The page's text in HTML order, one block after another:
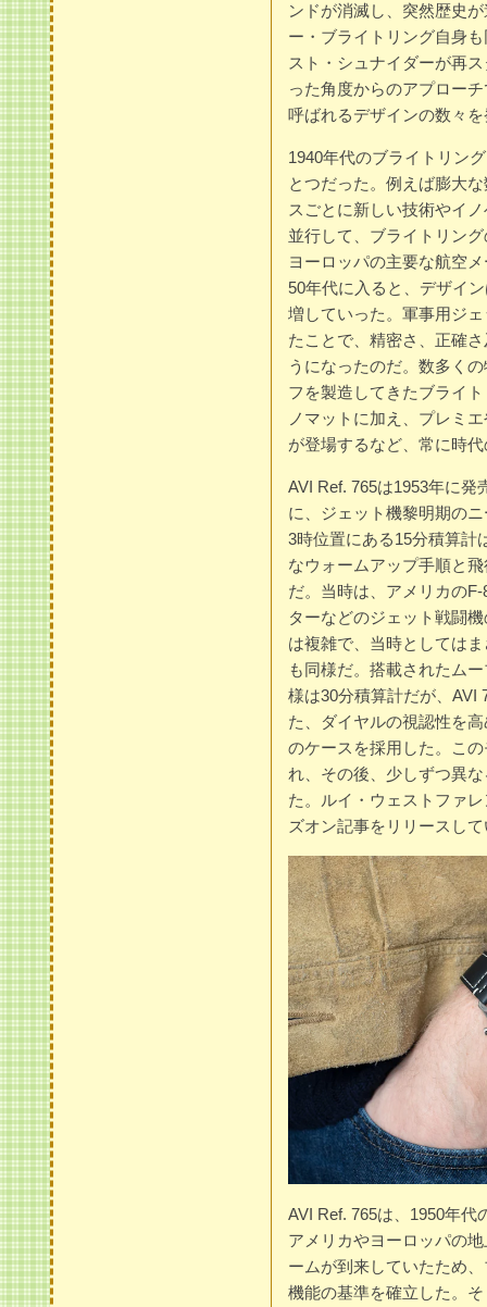
ンドが消滅し、突然歴史
ー・ブライトリング自身
スト・シュナイダーが再
った角度からのアプロー
呼ばれるデザインの数々
1940年代のブライトリン
とつだった。例えば膨大
スごとに新しい技術やイ
並行して、ブライトリン
ヨーロッパの主要な航空
50年代に入ると、デザイ
増していった。軍事用ジ
たことで、精密さ、正確
うになったのだ。数多く
フを製造してきたブライ
ノマットに加え、プレミ
が登場するなど、常に時
AVI Ref. 765は1953年に
に、ジェット機黎明期の
3時位置にある15分積算計
なウォームアップ手順と
だ。当時は、アメリカの
ターなどのジェット戦闘
は複雑で、当時としては
も同様だ。搭載されたム
様は30分積算計だが、AVI
た、ダイヤルの視認性を
のケースを採用した。こ
れ、その後、少しずつ異
た。ルイ・ウェストファ
ズオン記事をリリースし
AVI Ref. 765は、1950年
アメリカやヨーロッパの
ームが到来していたため
機能の基準を確立した。